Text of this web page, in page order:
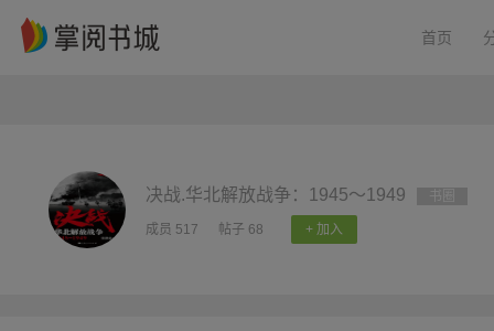
首页
决战.华北解放战争：1945～1949
成员 517 帖子 68 + 加入